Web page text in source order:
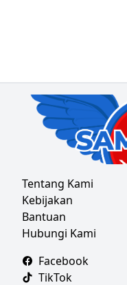
Tentang Kami
Kebijakan
Bantuan
Hubungi Kami
Facebook
TikTok